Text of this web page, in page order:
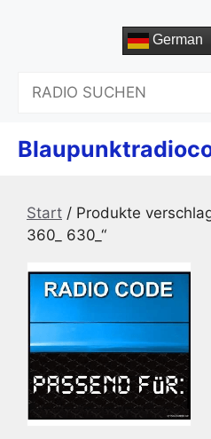
German
Start / Produkte
360_ 630_“